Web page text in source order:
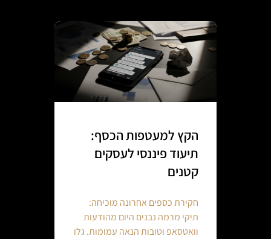
הקץ למעטפות הכסף:
תיעוד פיננסי לעסקים
קטנים
חקירת כספים אחרונה מוכיחה:
תיקי מרמה נבנים היום מהודעות
וואטסאפ וטובות הנאה עמומות. גלו